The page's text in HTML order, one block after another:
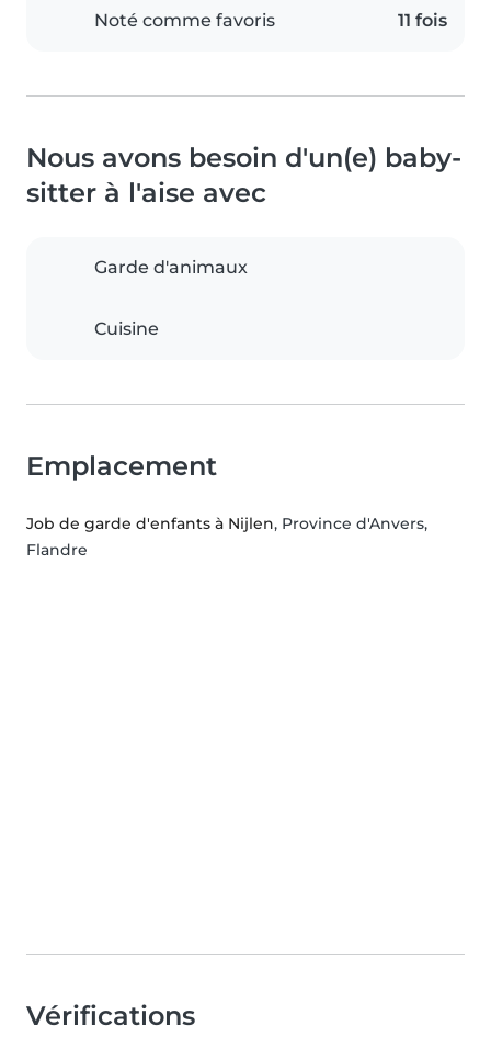
Noté comme favoris 11 fois
Nous avons besoin d'un(e) baby-
sitter à l'aise avec
Garde d'animaux
Cuisine
Emplacement
Job de garde d'enfants à Nijlen, Province d'Anvers,
Flandre
Vérifications